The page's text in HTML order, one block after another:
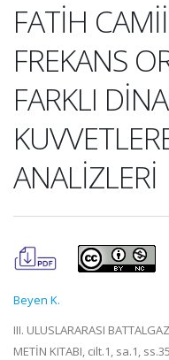
FATİH
FREKANS
FARKLI
ANALİZLERİ
Beyen K.
III. ULUSLARARASI
METİN KITABI, cilt.1, sa.1,